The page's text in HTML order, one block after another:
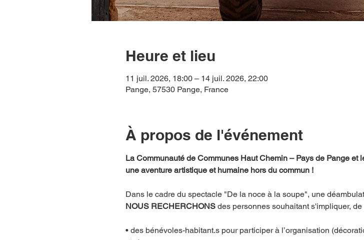
Heure et lieu
11 juil. 2026, 18:00 – 14 juil. 2026, 22:00
Pange, 57530 Pange, France
À propos de l'événement
La Communauté de Communes Haut Chemin – Pays de Pange
une aventure artistique et humaine hors du commun !
Dans le cadre du spectacle "De la noce à la soupe", une
NOUS RECHERCHONS des personnes souhaitant s'impliquer, de
• des bénévoles-habitant.s pour participer à l’organisation